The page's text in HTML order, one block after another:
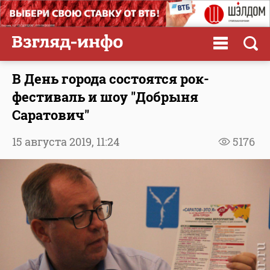
В День города состоятся рок-
фестиваль и шоу "Добрыня
Саратович"
5176
15 августа 2019, 11:24